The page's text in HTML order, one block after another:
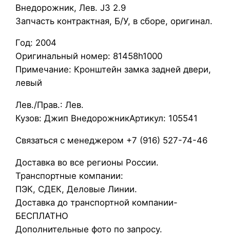
р
о
ш
т
е
й
н
H
y
u
d
a
i
T
E
R
Внедорожник, Лев. J3 2.9
Запчасть контрактная, Б/У, в сборе, оригинал.
Год: 2004
Оригинальный номер: 81458h1000
Примечание: Кронштейн замка задней двери,
левый
Лев./Прав.: Лев.
Кузов: Джип ВнедорожникАртикул: 105541
Связаться с менеджером +7 (916) 527-74-46
Доставка во все регионы России.
Транспортные компании:
ПЭК, СДЕК, Деловые Линии.
Доставка до транспортной компании-
БЕСПЛАТНО
Дополнительные фото по запросу.